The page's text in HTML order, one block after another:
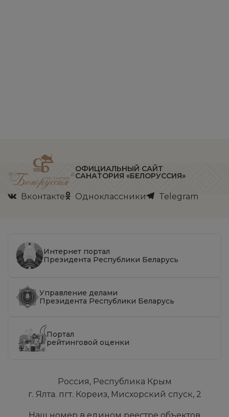
ОФИЦИАЛЬНЫЙ САЙТ
САНАТОРИЯ «БЕЛОРУССИЯ»
Вконтакте Одноклассники Telegram
Интернет портал
Президента Республики Беларусь
Управление делами
Президента Республики Беларусь
Портал
рейтинговой оценки
Россия, Республика Крым
г. Ялта. пгт. Кореиз, Мисхорский спуск, 2